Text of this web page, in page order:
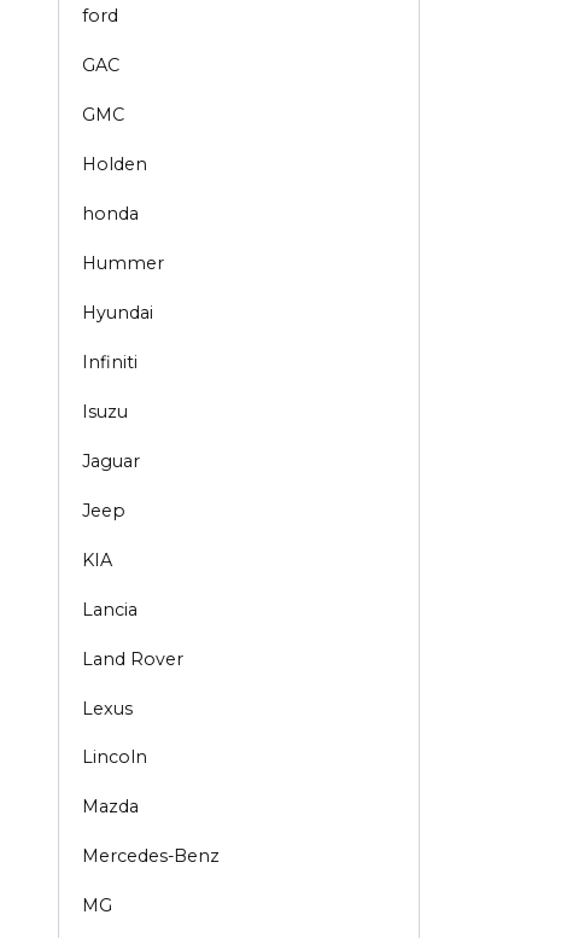
ford
GAC
GMC
Holden
honda
Hummer
Hyundai
Infiniti
Isuzu
Jaguar
Jeep
KIA
Lancia
Land Rover
Lexus
Lincoln
Mazda
Mercedes-Benz
MG